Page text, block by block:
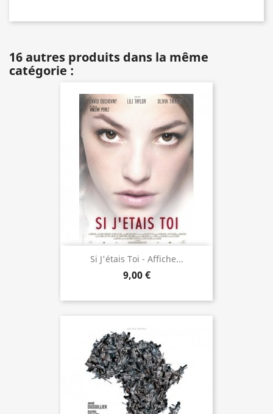
16 autres produits dans la même
catégorie :
Si J'étais Toi - Affiche...
9,00 €